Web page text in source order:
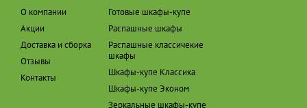
О компании
Акции
Доставка и сборка
Отзывы
Контакты
Готовые шкафы-купе
Распашные шкафы
Распашные классичекие
шкафы
Шкафы-купе Классика
Шкафы-купе Эконом
Зеркальные шкафы-купе